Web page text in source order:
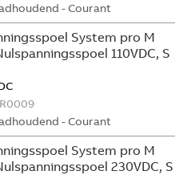
- Courant
System pro M
110VDC, S
- Courant
System pro M
230VDC, S